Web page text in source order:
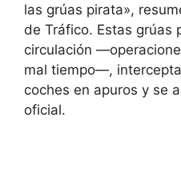
las grúas pirata»,
de Tráfico. Estas grúas
circulación
mal tiempo—,
coches en apuros y se
oficial.